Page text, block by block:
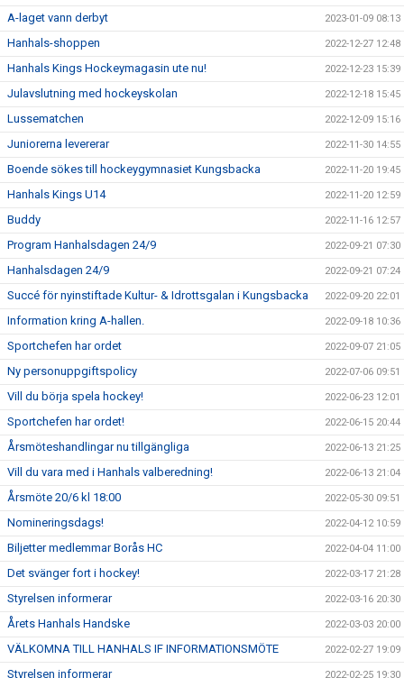
A-laget vann derbyt 2023-01-09 08:13
Hanhals-shoppen 2022-12-27 12:48
Hanhals Kings Hockeymagasin ute nu! 2022-12-23 15:39
Julavslutning med hockeyskolan 2022-12-18 15:45
Lussematchen 2022-12-09 15:16
Juniorerna levererar 2022-11-30 14:55
Boende sökes till hockeygymnasiet Kungsbacka 2022-11-20 19:45
Hanhals Kings U14 2022-11-20 12:59
Buddy 2022-11-16 12:57
Program Hanhalsdagen 24/9 2022-09-21 07:30
Hanhalsdagen 24/9 2022-09-21 07:24
Succé för nyinstiftade Kultur- & Idrottsgalan i Kungsbacka 2022-09-20 22:01
Information kring A-hallen. 2022-09-18 10:36
Sportchefen har ordet 2022-09-07 21:05
Ny personuppgiftspolicy 2022-07-06 09:51
Vill du börja spela hockey! 2022-06-23 12:01
Sportchefen har ordet! 2022-06-15 20:44
Årsmöteshandlingar nu tillgängliga 2022-06-13 21:25
Vill du vara med i Hanhals valberedning! 2022-06-13 21:04
Årsmöte 20/6 kl 18:00 2022-05-30 09:51
Nomineringsdags! 2022-04-12 10:59
Biljetter medlemmar Borås HC 2022-04-04 11:00
Det svänger fort i hockey! 2022-03-17 21:28
Styrelsen informerar 2022-03-16 20:30
Årets Hanhals Handske 2022-03-03 20:00
VÄLKOMNA TILL HANHALS IF INFORMATIONSMÖTE 2022-02-27 19:09
Styrelsen informerar 2022-02-25 19:30